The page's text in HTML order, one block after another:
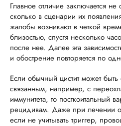
Главное отличие заключается не
сколько в сценарии их
жалобы возникают в четкой
близостью, спустя несколько
после нее. Далее эта
и обострение повторяется по
Если обычный цистит может
связанным, например, с
иммунитета, то посткоитальный
рецидивам. Даже при лечении
если не учитывать триггер,